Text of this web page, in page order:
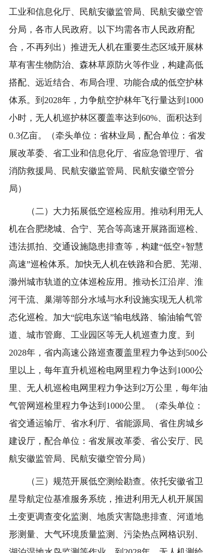
工业和信息化厅、民航安徽监管局、民航安徽空管
分局，各市人民政府。以下均需各市人民政府配
合，不再列出）推进无人机在重要生态区域开展林
草有害生物防治、森林草原防火等作业，构建高低
搭配、远近结合、布局合理、功能合成的低空护林
体系。到2028年，力争航空护林年飞行量达到1000
小时，无人机巡护林区覆盖率达到60%、面积达到
0.3亿亩。（牵头单位：省林业局，配合单位：省发
展改革委、省工业和信息化厅、省应急管理厅、省
消防救援局、民航安徽监管局、民航安徽空管分
局）
（二）大力拓展低空巡检应用。推动利用无人
机在合肥绕城、合宁、芜合等高速开展路面巡检、
违法抓拍、交通设施隐患排查等，构建“低空+智慧
高速”巡检体系。加快无人机在铁路和合肥、芜湖、
滁州城市轨道的立体巡检应用。推动长江沿岸、淮
河干流、巢湖等部分水域与水利设施实现无人机常
态化巡检。加大“皖电东送”输电线路、输油输气管
道、城市管廊、工业园区等无人机巡查力度。到
2028年，省内高速公路巡查覆盖里程力争达到500公
里以上，每年直升机巡检电网里程力争达到1000公
里、无人机巡检电网里程力争达到2万公里，每年油
气管网巡检里程力争达到1000公里。（牵头单位：
省交通运输厅、省水利厅、省能源局、省住房城乡
建设厅，配合单位：省发展改革委、省公安厅、民
航安徽监管局、民航安徽空管分局）
（三）规范开展低空测绘勘查。依托安徽省卫
星导航定位基准服务系统，推进利用无人机开展国
土变更调查变化监测、地质灾害隐患排查、河道地
形测量、大气环境质量监测、污染热点网格识别、